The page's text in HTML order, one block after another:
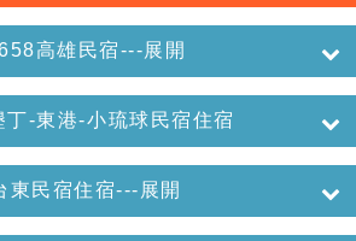
高雄民宿---展開
丁-東港-小琉球民宿住宿
東民宿住宿---展開